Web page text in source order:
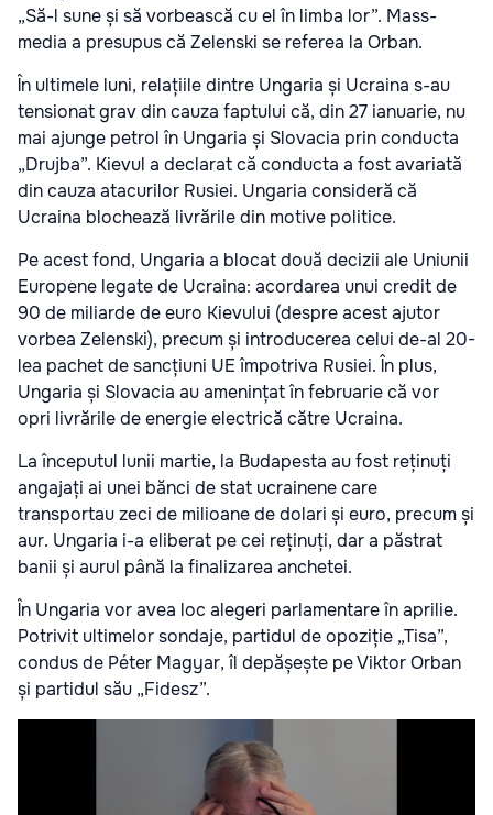
„Să-l sune și să vorbească cu el în limba lor”. Mass-
media a presupus că Zelenski se referea la Orban.
În ultimele luni, relațiile dintre Ungaria și Ucraina s-au
tensionat grav din cauza faptului că, din 27 ianuarie, nu
mai ajunge petrol în Ungaria și Slovacia prin conducta
„Drujba”. Kievul a declarat că conducta a fost avariată
din cauza atacurilor Rusiei. Ungaria consideră că
Ucraina blochează livrările din motive politice.
Pe acest fond, Ungaria a blocat două decizii ale Uniunii
Europene legate de Ucraina: acordarea unui credit de
90 de miliarde de euro Kievului (despre acest ajutor
vorbea Zelenski), precum și introducerea celui de-al 20-
lea pachet de sancțiuni UE împotriva Rusiei. În plus,
Ungaria și Slovacia au amenințat în februarie că vor
opri livrările de energie electrică către Ucraina.
La începutul lunii martie, la Budapesta au fost reținuți
angajați ai unei bănci de stat ucrainene care
transportau zeci de milioane de dolari și euro, precum și
aur. Ungaria i-a eliberat pe cei reținuți, dar a păstrat
banii și aurul până la finalizarea anchetei.
În Ungaria vor avea loc alegeri parlamentare în aprilie.
Potrivit ultimelor sondaje, partidul de opoziție „Tisa”,
condus de Péter Magyar, îl depășește pe Viktor Orban
și partidul său „Fidesz”.